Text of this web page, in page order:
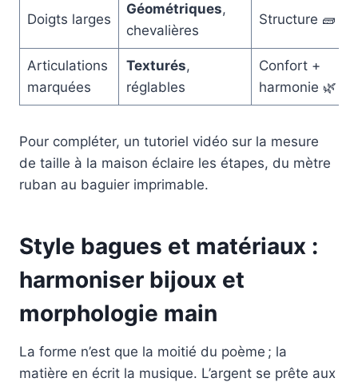
Doigts larges
Géométriques,
chevalières
Structure 🧱
Articulations
marquées
Texturés,
réglables
Confort +
harmonie 🌿
Pour compléter, un tutoriel vidéo sur la mesure
de taille à la maison éclaire les étapes, du mètre
ruban au baguier imprimable.
Style bagues et matériaux :
harmoniser bijoux et
morphologie main
La forme n’est que la moitié du poème ; la
matière en écrit la musique. L’argent se prête aux